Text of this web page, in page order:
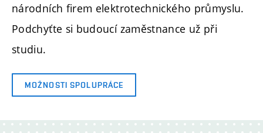
národních firem elektrotechnického průmyslu.
Podchyťte si budoucí zaměstnance už při
studiu.
MOŽNOSTI SPOLUPRÁCE